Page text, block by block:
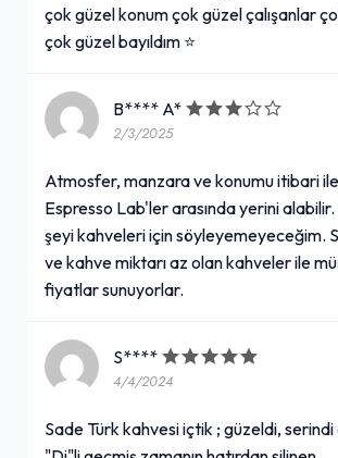
çok güzel konum çok güzel çalışanlar
çok güzel bayıldım ⭐️
B**** A*
2/3/2025
Atmosfer, manzara ve konumu itibari
Espresso Lab'ler arasında yerini
şeyi kahveleri için söyleyemeyeceğim.
ve kahve miktarı az olan kahveler ile
fiyatlar sunuyorlar.
S****
4/4/2024
Sade Türk kahvesi içtik ; güzeldi, serindi